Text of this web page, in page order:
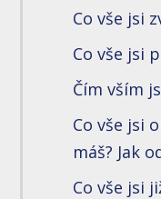
Co vše jsi
Co vše jsi
Čím vším
Co vše jsi
máš? Jak
Co vše jsi